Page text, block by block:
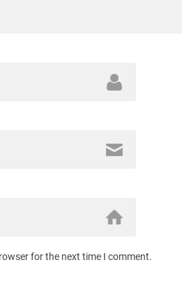
for the next time I comment.